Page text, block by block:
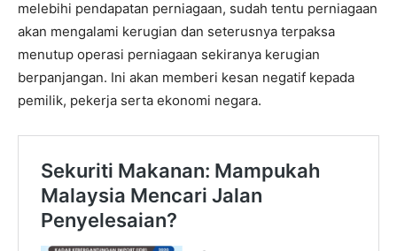
melebihi pendapatan perniagaan, sudah tentu perniagaan
akan mengalami kerugian dan seterusnya terpaksa
menutup operasi perniagaan sekiranya kerugian
berpanjangan. Ini akan memberi kesan negatif kepada
pemilik, pekerja serta ekonomi negara.